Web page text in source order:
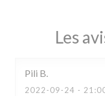
Les
Pili B
2022-09-24 -